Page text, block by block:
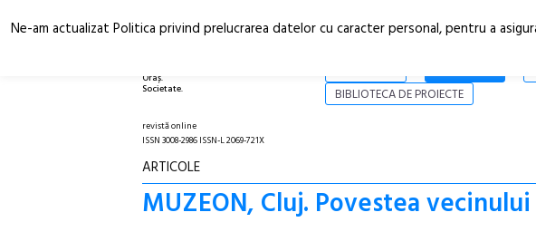
Oraș.
Societate.
ARTICOLE
BIBLIOTECA DE PROIECTE
revistă online
ISSN 3008-2986 ISSN-L 2069-721X
ARTICOLE
MUZEON, Cluj. Povestea
Ne-am actualizat Politica privind prelucrarea datelor cu caracter personal, pentru a